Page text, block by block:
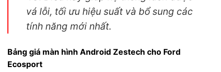
vá lỗi, tối ưu hiệu suất và bổ sung các
tính năng mới nhất.
Bảng giá màn hình Android Zestech cho Ford
Ecosport